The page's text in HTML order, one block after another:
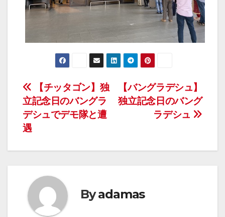
投
稿
ナ
ビ
ゲ
ー
【バングラデシュ】
独立記念日のバング
ラデシュ
【チッタゴン】独
立記念日のバングラ
デシュでデモ隊と遭
遇
Byadamas